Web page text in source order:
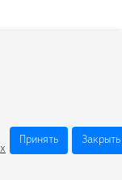
Принять Закрыть